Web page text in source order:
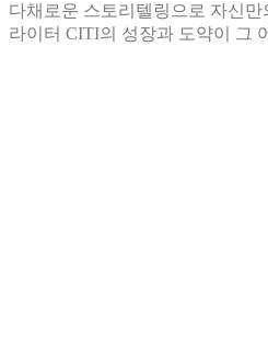
다채로운 스토리텔링으로 자신
라이터 CITI의 성장과 도약이 그